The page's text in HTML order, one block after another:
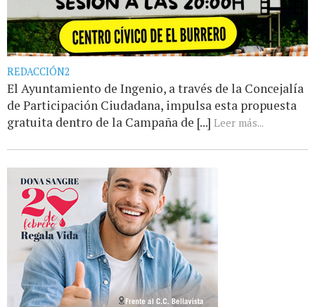
REDACCIÓN2
El Ayuntamiento de Ingenio, a través de la Concejalía
de Participación Ciudadana, impulsa esta propuesta
gratuita dentro de la Campaña de [...] Leer más...